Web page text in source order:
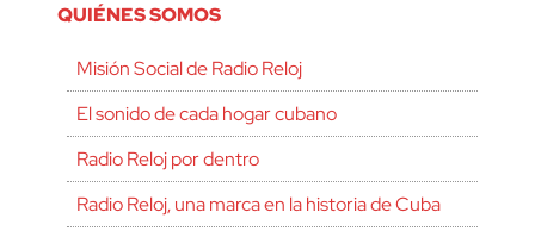
QUIÉNES SOMOS
Misión Social de Radio Reloj
El sonido de cada hogar cubano
Radio Reloj por dentro
Radio Reloj, una marca en la historia de Cuba